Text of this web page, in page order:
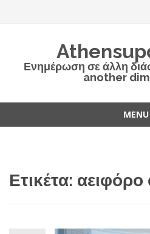
Ενημέρωση σε άλλη
another
MENU
Ετικέτα: αειφόρο